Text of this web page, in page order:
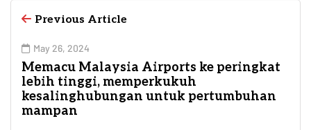
Previous Article
May 26, 2024
Memacu Malaysia Airports ke peringkat
lebih tinggi, memperkukuh
kesalinghubungan untuk pertumbuhan
mampan